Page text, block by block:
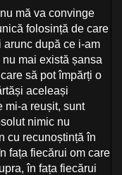
mă va convinge
folosință de care
arunc după ce i-am
mai există șansa
să pot împărți o
aceleași
mi-a reușit, sunt
nimic nu
cu recunoștință în
fața fiecărui om care
în fața fiecărui